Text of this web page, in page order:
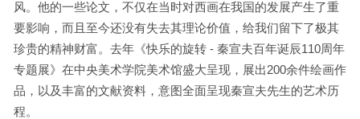
风。他的一些论文，不仅在当时对西画在我国的发展产生了重
要影响，而且至今还没有失去其理论价值，给我们留下了极其
珍贵的精神财富。去年《快乐的旋转 - 秦宣夫百年诞辰110周年
专题展》在中央美术学院美术馆盛大呈现，展出200余件绘画作
品，以及丰富的文献资料，意图全面呈现秦宣夫先生的艺术历
程。